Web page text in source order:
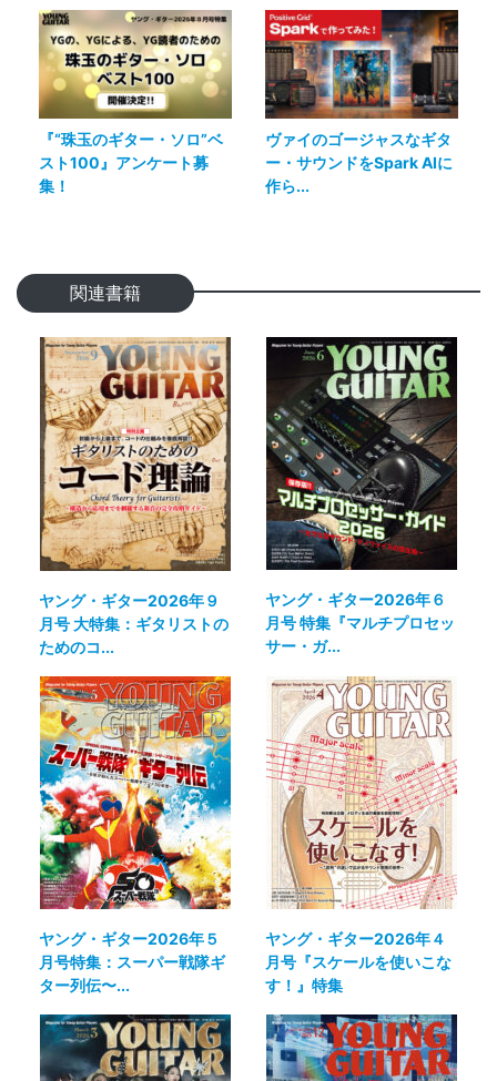
『“珠玉のギター・ソロ”ベ
スト100』アンケート募
集！
ヴァイのゴージャスなギタ
ー・サウンドをSpark AIに
作ら...
関連書籍
ヤング・ギター2026年９
月号 大特集：ギタリストの
ためのコ...
ヤング・ギター2026年６
月号 特集『マルチプロセッ
サー・ガ...
ヤング・ギター2026年５
月号特集：スーパー戦隊ギ
ター列伝〜...
ヤング・ギター2026年４
月号『スケールを使いこな
す！』特集